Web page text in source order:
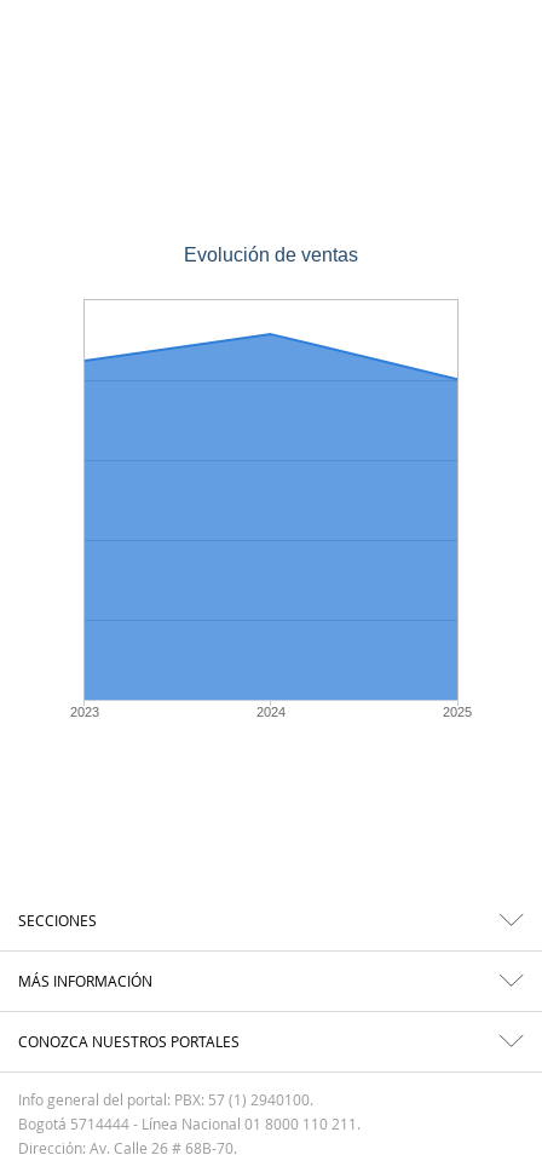
Evolución de ventas
2023 2024 2025
SECCIONES
MÁS INFORMACIÓN
CONOZCA NUESTROS PORTALES
Info general del portal: PBX: 57 (1) 2940100.
Bogotá 5714444 - Línea Nacional 01 8000 110 211.
Dirección: Av. Calle 26 # 68B-70.